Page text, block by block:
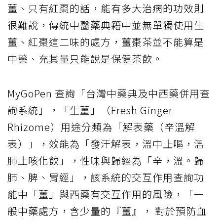
薑、只有紅棗的話，能有多大治病的功效則
很難說，傳統中醫藥典籍中並無單獨使用生
薑、紅棗這二味的處方，薑棗茶並不能算是
中藥、充其量只能說是保健茶飲。
MyGoPen 查詢「台灣中藥典及中西藥併用查
詢系統」，「生薑」（Fresh Ginger
Rhizome）用途分類為「解表藥（辛溫解
表）」，效能為「發汗解表，溫中止嘔，溫
肺止咳化飲」，性味與歸經為「辛，溫。歸
肺、脾、胃經」，該系統的交互作用查詢功
能中「薑」與西藥有交互作用的風險，「一
般中藥處方，含少量的『薑』， 對於預防血